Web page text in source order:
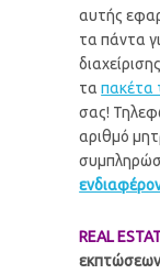
αυτής
τα πάντα
ταπακέτα
σας!
αριθμό
REAL